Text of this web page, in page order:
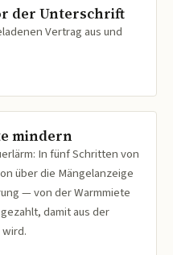
der Unterschrift
Vertrag aus und
mindern
In fünf Schritten von
über die Mängelanzeige
— von der Warmmiete
damit aus der